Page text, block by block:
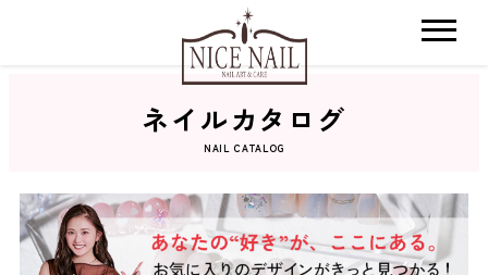
サロン検索
ネイルカタログ
ネイルカタログ
NAIL CATALOG